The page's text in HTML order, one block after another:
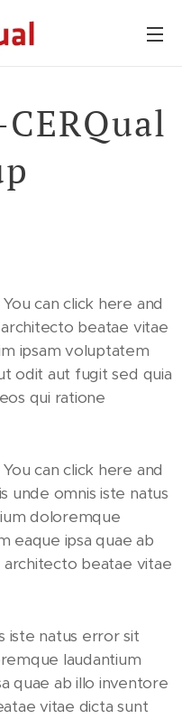
can click here and
beatae vitae
ipsam voluptatem
odit aut fugit sed quia
qui ratione
can click here and
unde omnis iste natus
doloremque
eaque ipsa quae ab
beatae vitae
iste natus error sit
laudantium
quae ab illo inventore
vitae dicta sunt